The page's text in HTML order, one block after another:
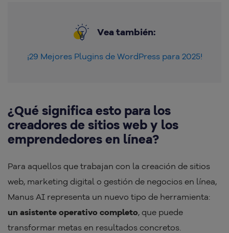
Vea también:
¡29 Mejores Plugins de WordPress para 2025!
¿Qué significa esto para los
creadores de sitios web y los
emprendedores en línea?
Para aquellos que trabajan con la creación de sitios
web, marketing digital o gestión de negocios en línea,
Manus AI representa un nuevo tipo de herramienta:
un asistente operativo completo, que puede
transformar metas en resultados concretos.